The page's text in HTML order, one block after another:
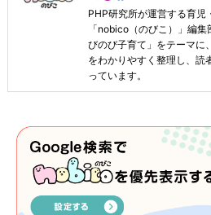
PHP研究所が運営する育児
「nobico（のびこ）」編
びのび子育て」をテーマに
をわかりやすく整理し、読
っています。